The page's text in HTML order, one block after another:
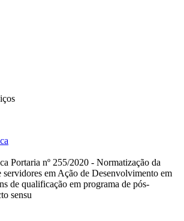
Portaria nº 255/2020 - Normatização da
servidores em Ação de Desenvolvimento em
de qualificação em programa de pós-
sensu